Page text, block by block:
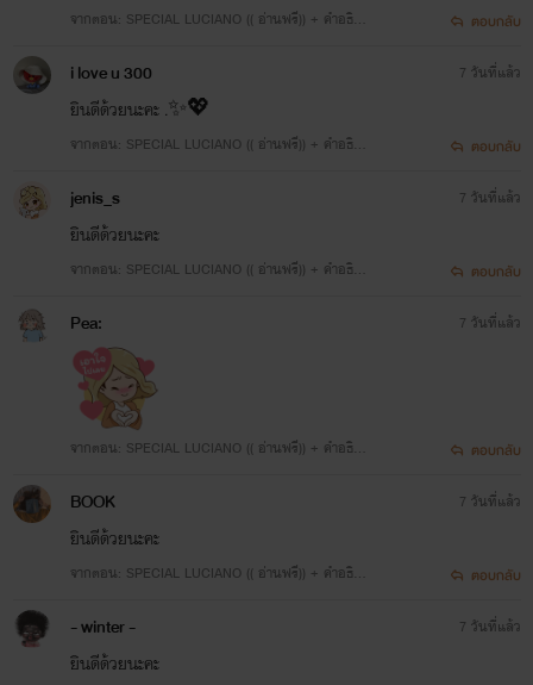
จากตอน: SPECIAL LUCIANO (( อ่านฟรี)) + คำอธิบ
ตอบกลับ
i love u 300
ยินดีด้วยนะคะ .✨💖
จากตอน: SPECIAL LUCIANO (( อ่านฟรี)) + คำอธิบ
7 วันที่แล้ว
ตอบกลับ
jenis_s
ยินดีด้วยนะคะ
จากตอน: SPECIAL LUCIANO (( อ่านฟรี)) + คำอธิบ
7 วันที่แล้ว
ตอบกลับ
Pea:
จากตอน: SPECIAL LUCIANO (( อ่านฟรี)) + คำอธิบ
7 วันที่แล้ว
ตอบกลับ
BOOK
ยินดีด้วยนะคะ
จากตอน: SPECIAL LUCIANO (( อ่านฟรี)) + คำอธิบ
7 วันที่แล้ว
ตอบกลับ
- winter -
ยินดีด้วยนะคะ
7 วันที่แล้ว